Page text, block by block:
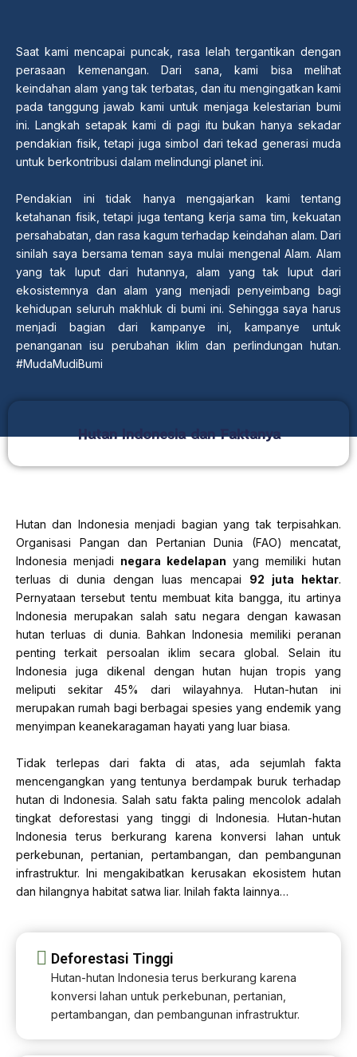
Saat kami mencapai puncak, rasa lelah tergantikan dengan
perasaan kemenangan. Dari sana, kami bisa melihat
keindahan alam yang tak terbatas, dan itu mengingatkan kami
pada tanggung jawab kami untuk menjaga kelestarian bumi
ini. Langkah setapak kami di pagi itu bukan hanya sekadar
pendakian fisik, tetapi juga simbol dari tekad generasi muda
untuk berkontribusi dalam melindungi planet ini.
Pendakian ini tidak hanya mengajarkan kami tentang
ketahanan fisik, tetapi juga tentang kerja sama tim, kekuatan
persahabatan, dan rasa kagum terhadap keindahan alam. Dari
sinilah saya bersama teman saya mulai mengenal Alam. Alam
yang tak luput dari hutannya, alam yang tak luput dari
ekosistemnya dan alam yang menjadi penyeimbang bagi
kehidupan seluruh makhluk di bumi ini. Sehingga saya harus
menjadi bagian dari kampanye ini, kampanye untuk
penanganan isu perubahan iklim dan perlindungan hutan.
#MudaMudiBumi
Hutan Indonesia dan Faktanya
Hutan dan Indonesia menjadi bagian yang tak terpisahkan.
Organisasi Pangan dan Pertanian Dunia (FAO) mencatat,
Indonesia menjadi negara kedelapan yang memiliki hutan
terluas di dunia dengan luas mencapai 92 juta hektar.
Pernyataan tersebut tentu membuat kita bangga, itu artinya
Indonesia merupakan salah satu negara dengan kawasan
hutan terluas di dunia. Bahkan Indonesia memiliki peranan
penting terkait persoalan iklim secara global. Selain itu
Indonesia juga dikenal dengan hutan hujan tropis yang
meliputi sekitar 45% dari wilayahnya. Hutan-hutan ini
merupakan rumah bagi berbagai spesies yang endemik yang
menyimpan keanekaragaman hayati yang luar biasa.
Tidak terlepas dari fakta di atas, ada sejumlah fakta
mencengangkan yang tentunya berdampak buruk terhadap
hutan di Indonesia. Salah satu fakta paling mencolok adalah
tingkat deforestasi yang tinggi di Indonesia. Hutan-hutan
Indonesia terus berkurang karena konversi lahan untuk
perkebunan, pertanian, pertambangan, dan pembangunan
infrastruktur. Ini mengakibatkan kerusakan ekosistem hutan
dan hilangnya habitat satwa liar. Inilah fakta lainnya…
Deforestasi Tinggi
Hutan-hutan Indonesia terus berkurang karena
konversi lahan untuk perkebunan, pertanian,
pertambangan, dan pembangunan infrastruktur.